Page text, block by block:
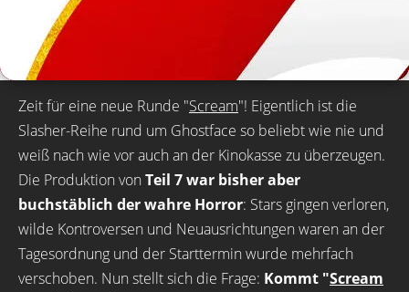
Zeit für eine neue Runde "Scream"! Eigentlich ist die
Slasher-Reihe rund um Ghostface so beliebt wie nie und
weiß nach wie vor auch an der Kinokasse zu überzeugen.
Die Produktion von Teil 7 war bisher aber
buchstäblich der wahre Horror: Stars gingen verloren,
wilde Kontroversen und Neuausrichtungen waren an der
Tagesordnung und der Starttermin wurde mehrfach
verschoben. Nun stellt sich die Frage: Kommt "Scream